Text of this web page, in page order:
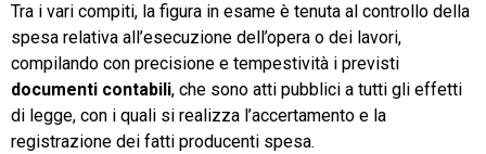
Tra i vari compiti, la figura in esame è tenuta al controllo della
spesa relativa all’esecuzione dell’opera o dei lavori,
compilando con precisione e tempestività i previsti
documenti contabili, che sono atti pubblici a tutti gli effetti
di legge, con i quali si realizza l’accertamento e la
registrazione dei fatti producenti spesa.